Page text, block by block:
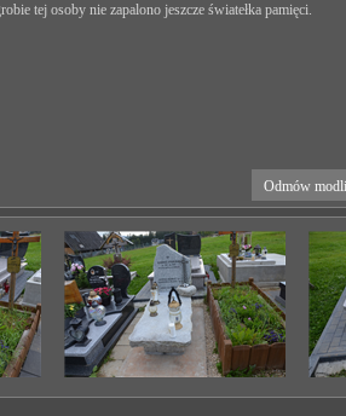
tej osoby nie zapalono jeszcze światełka pamięci.
Odmów